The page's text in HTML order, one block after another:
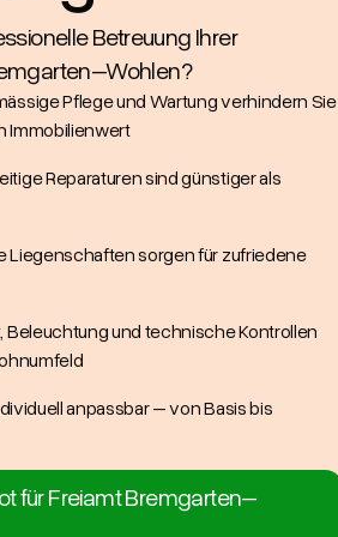
Betreuung Ihrer
Pflege und Wartung verhindern Sie
Immobilienwert
Reparaturen sind günstiger als
Liegenschaften sorgen für zufriedene
Beleuchtung und technische Kontrollen
anpassbar – von Basis bis
für Freiamt Bremgarten–